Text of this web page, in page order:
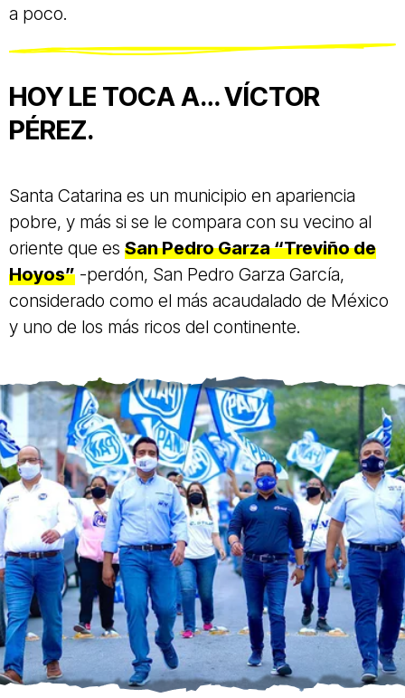
a poco.
HOY LE TOCA A… VÍCTOR
PÉREZ.
Santa Catarina es un municipio en apariencia
pobre, y más si se le compara con su vecino al
oriente que es San Pedro Garza “Treviño de
Hoyos” -perdón, San Pedro Garza García,
considerado como el más acaudalado de México
y uno de los más ricos del continente.